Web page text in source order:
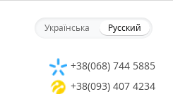
Українська Русский
+38(068) 744 5885
+38(093) 407 4234